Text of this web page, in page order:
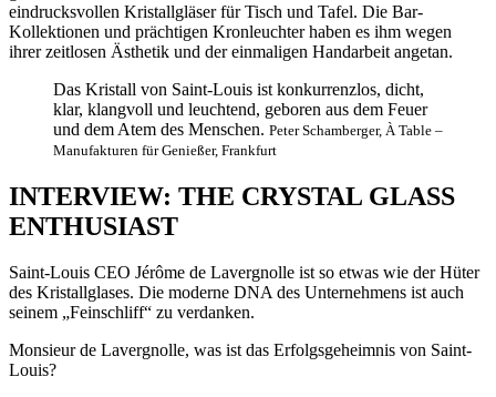
eindrucksvollen Kristallgläser für Tisch und Tafel. Die Bar-
Kollektionen und prächtigen Kronleuchter haben es ihm wegen
ihrer zeitlosen Ästhetik und der einmaligen Handarbeit angetan.
Das Kristall von Saint-Louis ist konkurrenzlos, dicht,
klar, klangvoll und leuchtend, geboren aus dem Feuer
und dem Atem des Menschen. Peter Schamberger, À Table –
Manufakturen für Genießer, Frankfurt
INTERVIEW: THE CRYSTAL GLASS
ENTHUSIAST
Saint-Louis CEO Jérôme de Lavergnolle ist so etwas wie der Hüter
des Kristallglases. Die moderne DNA des Unternehmens ist auch
seinem „Feinschliff“ zu verdanken.
Monsieur de Lavergnolle, was ist das Erfolgsgeheimnis von Saint-
Louis?